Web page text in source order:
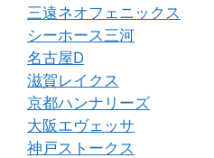
三遠ネオフェニックス
シーホース三河
名古屋D
滋賀レイクス
京都ハンナリーズ
大阪エヴェッサ
神戸ストークス